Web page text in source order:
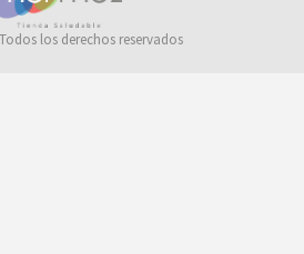
los derechos reservados